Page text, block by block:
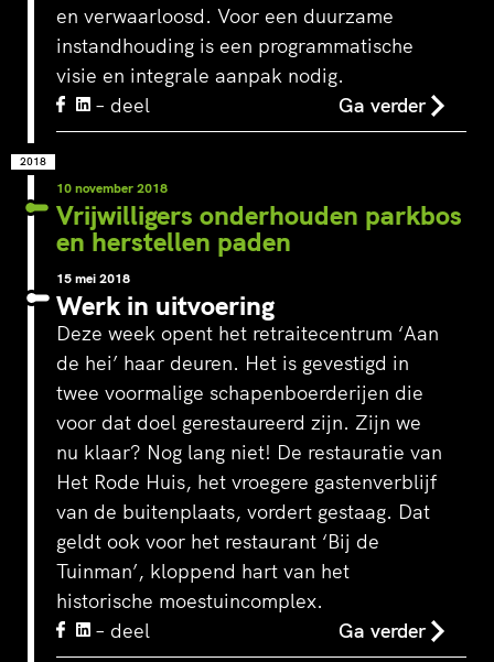
en verwaarloosd. Voor een duurzame
instandhouding is een programmatische
visie en integrale aanpak nodig.
– deel
Ga verder
2018
10 november 2018
Vrijwilligers onderhouden parkbos
en herstellen paden
15 mei 2018
Werk in uitvoering
Deze week opent het retraitecentrum ‘Aan
de hei’ haar deuren. Het is gevestigd in
twee voormalige schapenboerderijen die
voor dat doel gerestaureerd zijn. Zijn we
nu klaar? Nog lang niet! De restauratie van
Het Rode Huis, het vroegere gastenverblijf
van de buitenplaats, vordert gestaag. Dat
geldt ook voor het restaurant ‘Bij de
Tuinman’, kloppend hart van het
historische moestuincomplex.
– deel
Ga verder